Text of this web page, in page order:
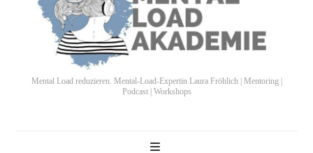
Mental Load reduzieren. Mental-Load-Expertin Laura Fröhlich | Mentoring |
Podcast | Workshops